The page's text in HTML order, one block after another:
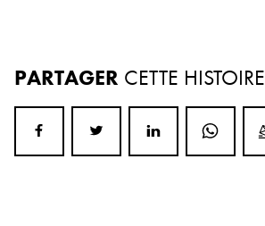
PARTAGER CETTE HISTOIRE